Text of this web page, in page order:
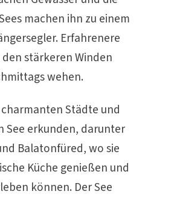
machen ihn zu einem
Erfahrenere
stärkeren Winden
wehen.
Städte und
See erkunden, darunter
Balatonfüred, wo sie
Küche genießen und
können. Der See